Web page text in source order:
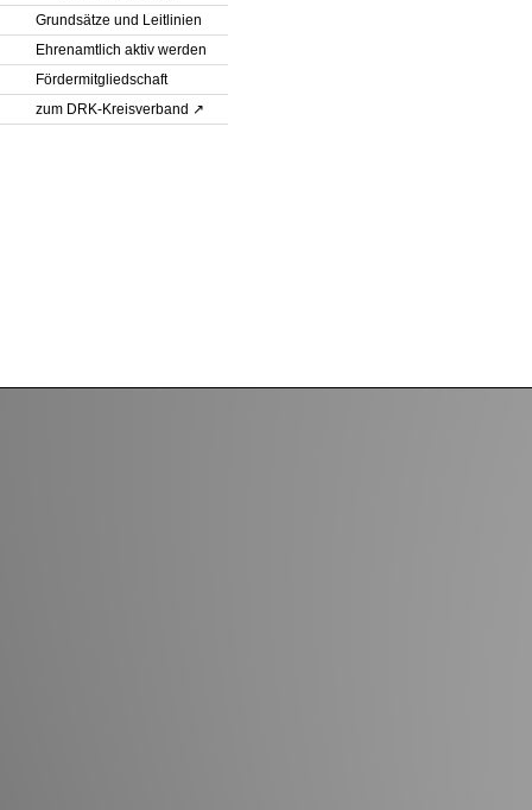
Grundsätze und Leitlinien
Ehrenamtlich aktiv werden
Fördermitgliedschaft
zum DRK-Kreisverband